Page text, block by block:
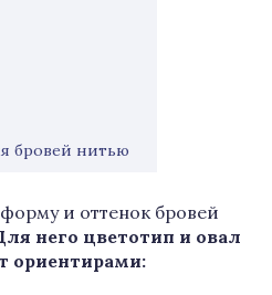
бровей нитью
и оттенок бровей
него цветотип и овал
ориентирами: